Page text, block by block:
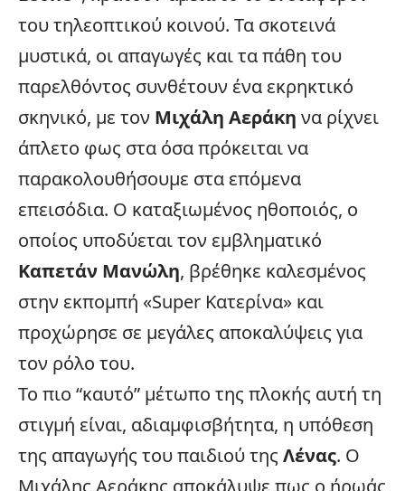
του τηλεοπτικού κοινού. Τα σκοτεινά
μυστικά, οι απαγωγές και τα πάθη του
παρελθόντος συνθέτουν ένα εκρηκτικό
σκηνικό, με τον Μιχάλη Αεράκη να ρίχνει
άπλετο φως στα όσα πρόκειται να
παρακολουθήσουμε στα επόμενα
επεισόδια. Ο καταξιωμένος ηθοποιός, ο
οποίος υποδύεται τον εμβληματικό
Καπετάν Μανώλη, βρέθηκε καλεσμένος
στην εκπομπή «Super Κατερίνα» και
προχώρησε σε μεγάλες αποκαλύψεις για
τον ρόλο του.
Το πιο “καυτό” μέτωπο της πλοκής αυτή τη
στιγμή είναι, αδιαμφισβήτητα, η υπόθεση
της απαγωγής του παιδιού της Λένας. Ο
Μιχάλης Αεράκης αποκάλυψε πως ο ήρωάς